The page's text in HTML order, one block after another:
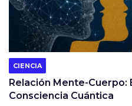
CIENCIA
Relación Mente-Cuerpo:
Consciencia Cuántica